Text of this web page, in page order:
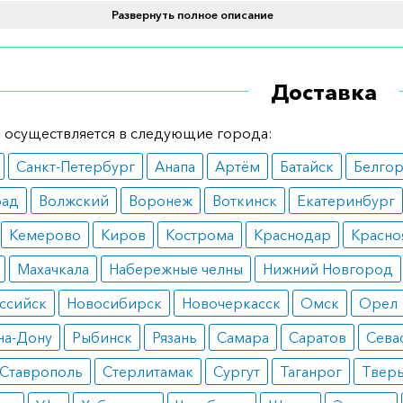
следует ежедневно, один раз, в идентичное время
7 день – пол таблетки в сутки;
по 21 день – полторы таблетки в сутки;
дня – две таблетки в сутки.
Альцгеймера.
чувствительность к препарату или его компонентам.
реакции
нервной системы – беспокойство, нарушение
Развернуть полное описание
Доставка
осуществляется в следующие города:
Санкт-Петербург Анапа Артём Батайск
Волжский Воронеж Воткинск Екатеринбург
Кемерово Киров Кострома Краснодар
Махачкала Набережные челны Нижний Новгород
Новосибирск Новочеркасск Омск Орел
Дону
Рыбинск Рязань Самара Саратов
Ставрополь Стерлитамак Сургут Таганрог Тверь